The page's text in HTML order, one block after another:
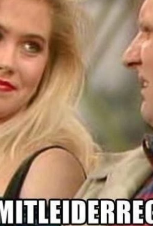
Anzeige
Best of Fantasy (Special Editi...
Anzeige